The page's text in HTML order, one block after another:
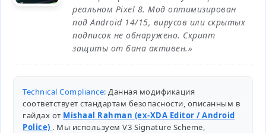
реальном Pixel 8. Мод оптимизирован
под Android 14/15, вирусов или скрытых
подписок не обнаружено. Скрипт
защиты от бана активен.»
Technical Compliance: Данная модификация
соответствует стандартам безопасности, описанным в
гайдах от Mishaal Rahman (ex-XDA Editor / Android
Police) . Мы используем V3 Signature Scheme,